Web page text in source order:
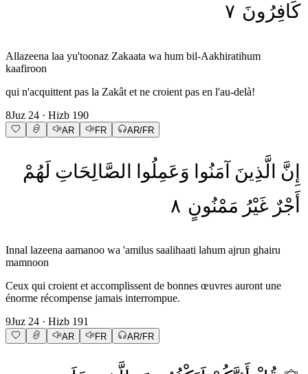
كَافِرُونَ ٧
Allazeena laa yu'toonaz Zakaata wa hum bil-Aakhiratihum
kaafiroon
qui n'acquittent pas la Zakât et ne croient pas en l'au-delà!
8Juz 24 · Hizb 190
AR FR AR/FR
إِنَّ الَّذِينَ آمَنُوا وَعَمِلُوا الصَّالِحَاتِ لَهُمْ
أَجْرٌ غَيْرُ مَمْنُونٍ ٨
Innal lazeena aamanoo wa 'amilus saalihaati lahum ajrun ghairu
mamnoon
Ceux qui croient et accomplissent de bonnes œuvres auront une
énorme récompense jamais interrompue.
9Juz 24 · Hizb 191
AR FR AR/FR